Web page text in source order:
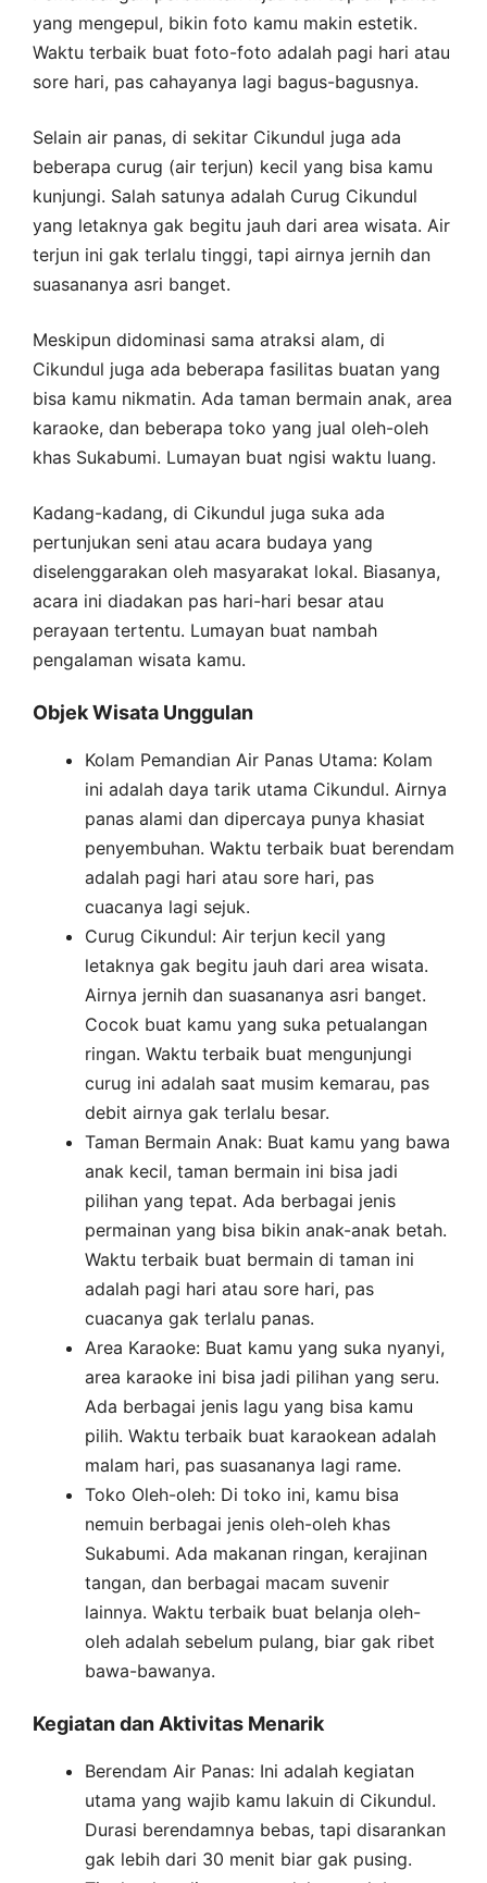
yang mengepul, bikin foto kamu makin estetik.
Waktu terbaik buat foto-foto adalah pagi hari atau
sore hari, pas cahayanya lagi bagus-bagusnya.
Selain air panas, di sekitar Cikundul juga ada
beberapa curug (air terjun) kecil yang bisa kamu
kunjungi. Salah satunya adalah Curug Cikundul
yang letaknya gak begitu jauh dari area wisata. Air
terjun ini gak terlalu tinggi, tapi airnya jernih dan
suasananya asri banget.
Meskipun didominasi sama atraksi alam, di
Cikundul juga ada beberapa fasilitas buatan yang
bisa kamu nikmatin. Ada taman bermain anak, area
karaoke, dan beberapa toko yang jual oleh-oleh
khas Sukabumi. Lumayan buat ngisi waktu luang.
Kadang-kadang, di Cikundul juga suka ada
pertunjukan seni atau acara budaya yang
diselenggarakan oleh masyarakat lokal. Biasanya,
acara ini diadakan pas hari-hari besar atau
perayaan tertentu. Lumayan buat nambah
pengalaman wisata kamu.
Objek Wisata Unggulan
Kolam Pemandian Air Panas Utama: Kolam
ini adalah daya tarik utama Cikundul. Airnya
panas alami dan dipercaya punya khasiat
penyembuhan. Waktu terbaik buat berendam
adalah pagi hari atau sore hari, pas
cuacanya lagi sejuk.
Curug Cikundul: Air terjun kecil yang
letaknya gak begitu jauh dari area wisata.
Airnya jernih dan suasananya asri banget.
Cocok buat kamu yang suka petualangan
ringan. Waktu terbaik buat mengunjungi
curug ini adalah saat musim kemarau, pas
debit airnya gak terlalu besar.
Taman Bermain Anak: Buat kamu yang bawa
anak kecil, taman bermain ini bisa jadi
pilihan yang tepat. Ada berbagai jenis
permainan yang bisa bikin anak-anak betah.
Waktu terbaik buat bermain di taman ini
adalah pagi hari atau sore hari, pas
cuacanya gak terlalu panas.
Area Karaoke: Buat kamu yang suka nyanyi,
area karaoke ini bisa jadi pilihan yang seru.
Ada berbagai jenis lagu yang bisa kamu
pilih. Waktu terbaik buat karaokean adalah
malam hari, pas suasananya lagi rame.
Toko Oleh-oleh: Di toko ini, kamu bisa
nemuin berbagai jenis oleh-oleh khas
Sukabumi. Ada makanan ringan, kerajinan
tangan, dan berbagai macam suvenir
lainnya. Waktu terbaik buat belanja oleh-
oleh adalah sebelum pulang, biar gak ribet
bawa-bawanya.
Kegiatan dan Aktivitas Menarik
Berendam Air Panas: Ini adalah kegiatan
utama yang wajib kamu lakuin di Cikundul.
Durasi berendamnya bebas, tapi disarankan
gak lebih dari 30 menit biar gak pusing.